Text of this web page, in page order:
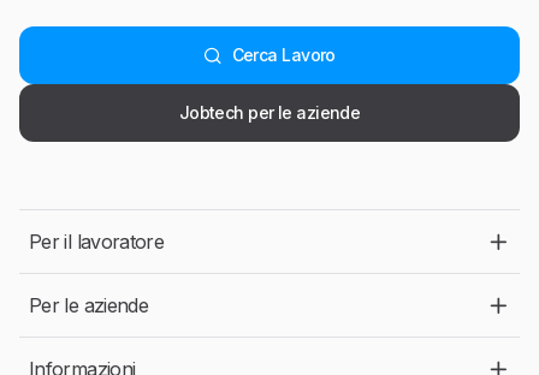
Cerca Lavoro
Jobtech per le aziende
Per il lavoratore
Per le aziende
Informazioni